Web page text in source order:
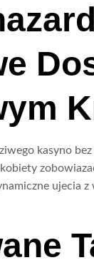
kasyno
ujecia